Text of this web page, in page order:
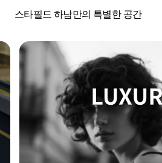
스타필드 하남만의 특별한 공간